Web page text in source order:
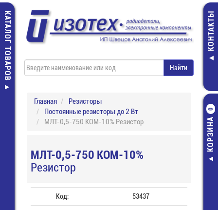
КАТАЛОГ ТОВАРОВ КОНТАКТЫ
КОРЗИНА
0
Главная
Резисторы
Постоянные резисторы до 2 Вт
МЛТ-0,5-750 КОМ-10% Резистор
МЛТ-0,5-750 КОМ-10%
Резистор
Код: 53437